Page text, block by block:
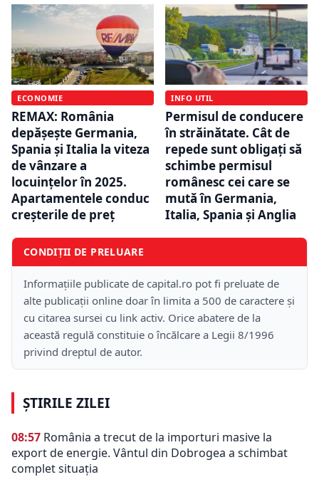
ECONOMIE
REMAX: România
depășește Germania,
Spania și Italia la viteza
de vânzare a
locuințelor în 2025.
Apartamentele conduc
creșterile de preț
INFO UTIL
Permisul de conducere
în străinătate. Cât de
repede sunt obligați să
schimbe permisul
românesc cei care se
mută în Germania,
Italia, Spania și Anglia
CONDIȚII DE PRELUARE
Informațiile publicate de capital.ro pot fi preluate de
alte publicații online doar în limita a 500 de caractere și
cu citarea sursei cu link activ. Orice abatere de la
această regulă constituie o încălcare a Legii 8/1996
privind dreptul de autor.
ȘTIRILE ZILEI
08:57 România a trecut de la importuri masive la
export de energie. Vântul din Dobrogea a schimbat
complet situația